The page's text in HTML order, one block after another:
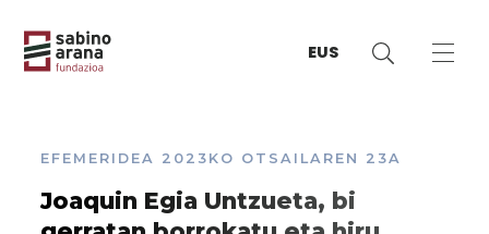
EUS
EFEMERIDEA 2023KO OTSAILAREN 23A
Joaquin Egia Untzueta, bi